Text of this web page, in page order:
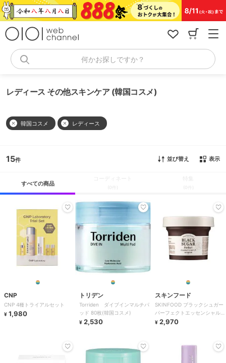
コ
ン
何かお探しですか？
レディース その他スキンケア (韓国コスメ)
韓国コスメ レディース
15 並び替え 表示
すべての商品
(0件) (0件)
CNP
CNP 4種トライアルセット
¥ 1,980
トリデン
Torriden ダイブインマルチパ
ッド 80枚(韓国コスメ)
¥ 2,530
スキンフード
SKINFOOD ブラックシュガー
パーフェクトエッセンシャルス
クラブ2X(韓国コスメ)
¥ 2,970